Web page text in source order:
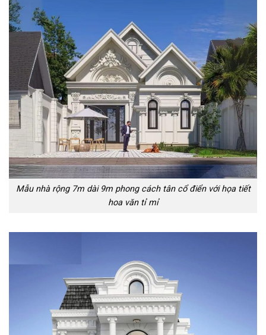
Mẫu nhà rộng 7m dài 9m phong cách tân cổ điển với họa tiết
hoa văn tỉ mỉ